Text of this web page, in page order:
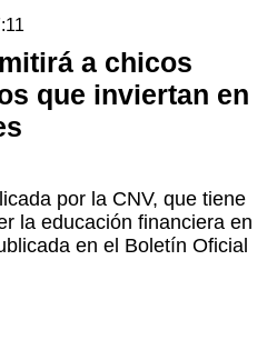
a chicos
que inviertan en
por la CNV, que tiene
la educación financiera en
en el Boletín Oficial